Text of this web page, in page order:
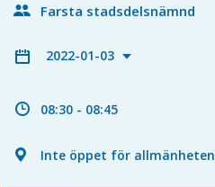
Farsta stadsdelsnämnd
2022-01-03
08:30 - 08:45
Inte öppet för allmänheten